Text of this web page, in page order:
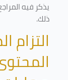
يذكر فيه
ذلك.
التزام